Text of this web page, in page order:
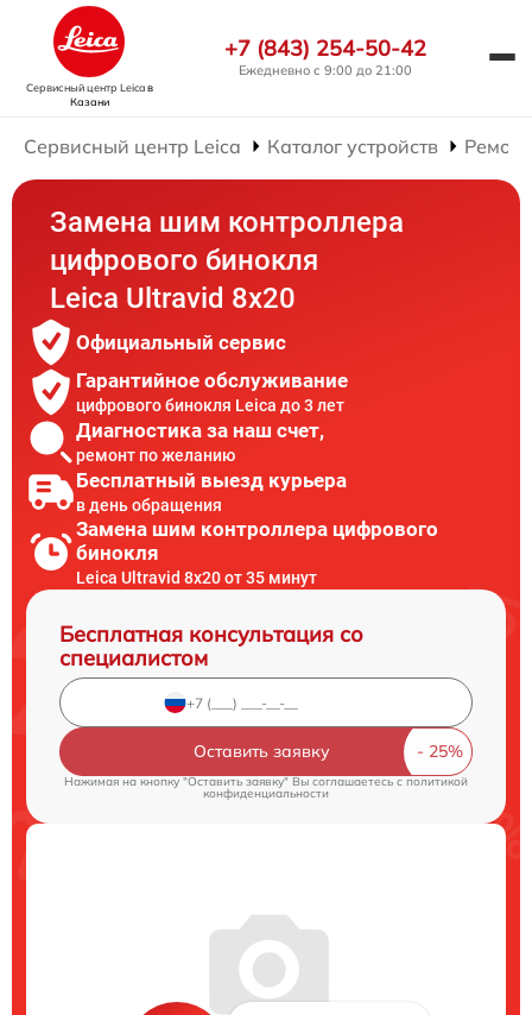
Сервисный центр Leicaв
Казани
+7 (843) 254-50-42
Ежедневно с 9:00 до 21:00
Сервисный центр Leica Каталог устройств
Замена шим контроллера
цифрового бинокля
Leica Ultravid 8x20
Официальный сервис
Гарантийное обслуживание
цифрового бинокля Leica до 3 лет
Диагностика за наш счет,
ремонт по желанию
Бесплатный выезд курьера
в день обращения
Замена шим контроллера цифрового
бинокля
Leica Ultravid 8x20 от 35 минут
Бесплатная консультация со
специалистом
Оставить заявку
Нажимая на кнопку "Оставить заявку" Вы соглашаетесь cполитикой
конфиденциальности